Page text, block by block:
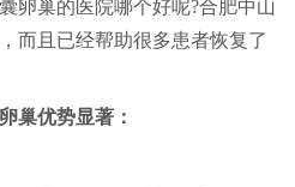
卵巢的医院哪个好呢?合肥中山
而且已经帮助很多患者恢复了
巢优势显著：